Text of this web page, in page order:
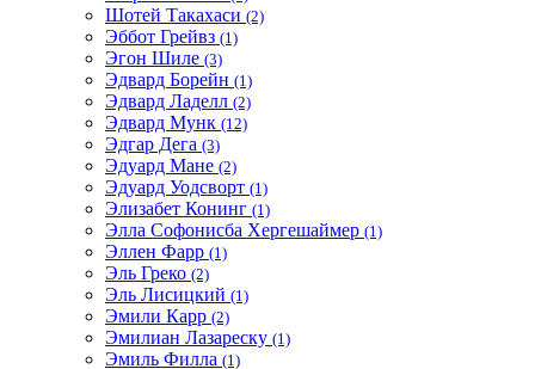
Шотей Такахаси (2)
Эббот Грейвз (1)
Эгон Шиле (3)
Эдвард Борейн (1)
Эдвард Ладелл (2)
Эдвард Мунк (12)
Эдгар Дега (3)
Эдуард Мане (2)
Эдуард Уодсворт (1)
Элизабет Конинг (1)
Элла Софонисба Хергешаймер (1)
Эллен Фарр (1)
Эль Греко (2)
Эль Лисицкий (1)
Эмили Карр (2)
Эмилиан Лазареску (1)
Эмиль Филла (1)